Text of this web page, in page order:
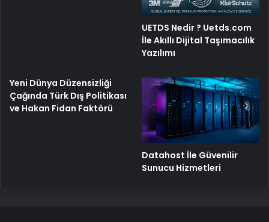
UETDS Nedir ? Uetds.com
İle Akıllı Dijital Taşımacılık
Yazılımı
Yeni Dünya Düzensizliği
Çağında Türk Dış Politikası
ve Hakan Fidan Faktörü
Datahost İle Güvenilir
Sunucu Hizmetleri